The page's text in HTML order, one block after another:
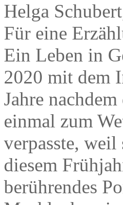
Helga
Für eine
Ein Leben in
2020 mit dem
Jahre
einmal zum
verpasste,
diesem
berührendes